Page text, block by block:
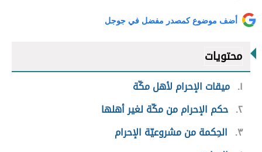
أضف موضوع كمصدر مفضل في جوجل
محتويات
١ ميقات الإحرام لأهل مكّة
٢ حكم الإحرام من مكّة لغير أهلها
٣
الحِكمة من مشروعيّة الإحرام